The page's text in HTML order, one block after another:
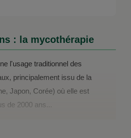
: la mycothérapie
l'usage traditionnel des
principalement issu de la
Japon, Corée) où elle est
de 2000 ans...